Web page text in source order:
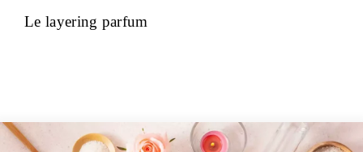
Le layering parfum